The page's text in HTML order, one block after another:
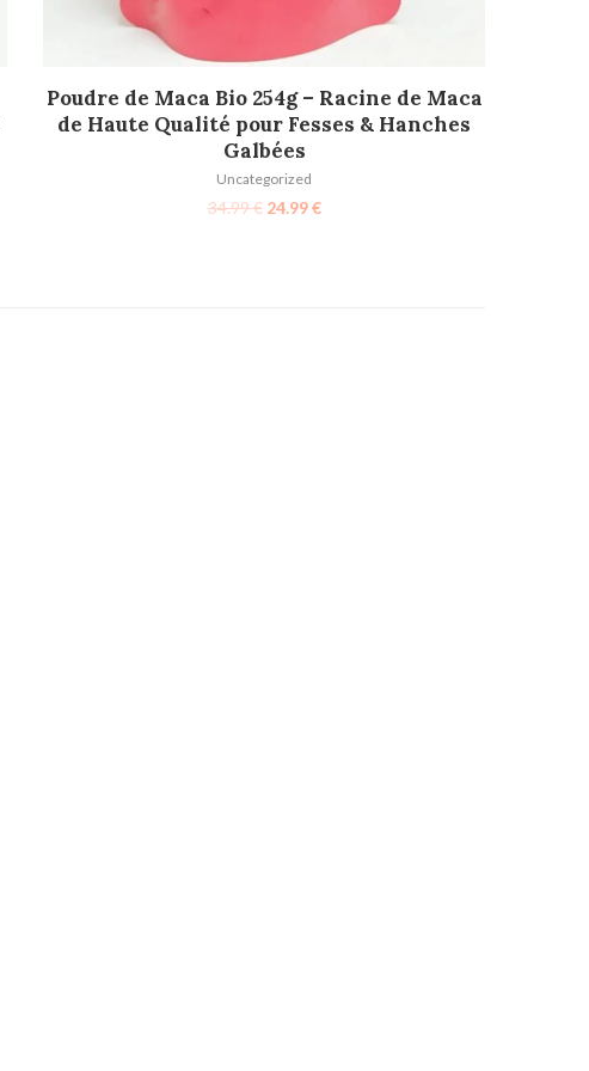
AJOUTER AU PANIER
Poudre de Maca Bio 254g – Racine de Maca
de Haute Qualité pour Fesses & Hanches
Galbées
Uncategorized
34.99€ 24.99€